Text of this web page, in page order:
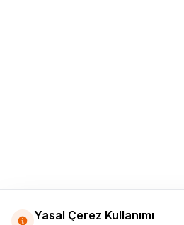
Yasal Çerez Kullanımı